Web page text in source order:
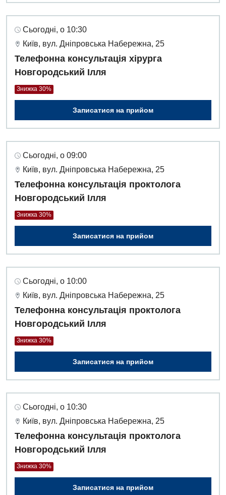
Сьогодні, о 10:30
Київ, вул. Дніпровська Набережна, 25
Телефонна консультація хірурга
Новгородський Ілля
Знижка 30%
Записатися на прийом
Сьогодні, о 09:00
Київ, вул. Дніпровська Набережна, 25
Телефонна консультація проктолога
Новгородський Ілля
Знижка 30%
Записатися на прийом
Сьогодні, о 10:00
Київ, вул. Дніпровська Набережна, 25
Телефонна консультація проктолога
Новгородський Ілля
Знижка 30%
Записатися на прийом
Сьогодні, о 10:30
Київ, вул. Дніпровська Набережна, 25
Телефонна консультація проктолога
Новгородський Ілля
Знижка 30%
Записатися на прийом